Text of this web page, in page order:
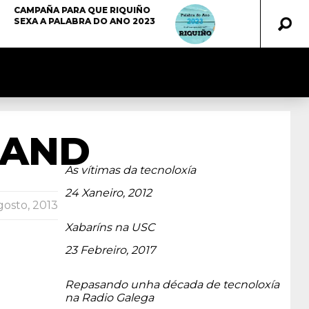
CAMPAÑA PARA QUE RIQUIÑO
SEXA A PALABRA DO ANO 2023
2013
As vítimas da tecnoloxía
Data
24 Xaneiro, 2012
Xabaríns na USC
Data
23 Febreiro, 2017
Repasando unha década de tecnoloxía
na Radio Galega